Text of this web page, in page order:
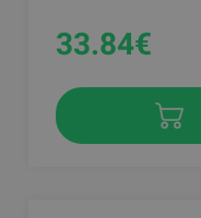
33.84€